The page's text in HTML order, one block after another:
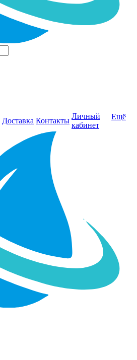
Доставка Контакты
Личный
кабинет
Ещё